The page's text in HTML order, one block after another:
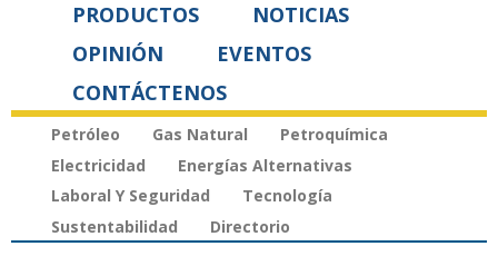
PRODUCTOS
NOTICIAS
OPINIÓN
EVENTOS
CONTÁCTENOS
Petróleo Gas Natural
Petroquímica
Electricidad
Energías Alternativas
Laboral Y Seguridad
Tecnología
Sustentabilidad
Directorio